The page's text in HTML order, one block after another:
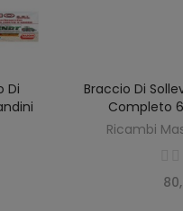
Di
Braccio Di
Completo
Ricambi